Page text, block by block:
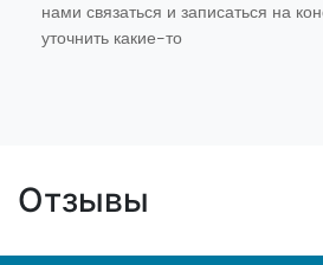
нами связаться и записаться на
уточнить какие-то
Отзывы